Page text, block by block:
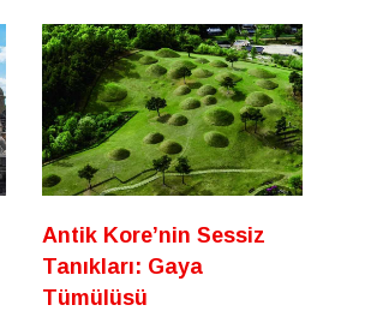
Antik Kore’nin Sessiz
Tanıkları: Gaya
Tümülüsü